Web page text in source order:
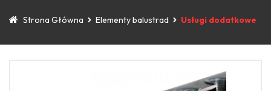
Strona Główna Elementy balustrad Usługi dodatkowe